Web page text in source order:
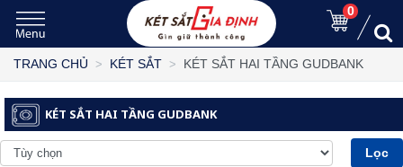
0
TRANG CHỦ KÉT SẮT KÉT SẮT HAI TẦNG GUDBANK
KÉT SẮT HAI TẦNG GUDBANK
Lọc